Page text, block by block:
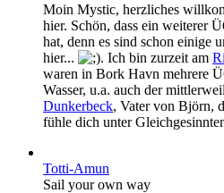
Moin Mystic, herzliches
hier. Schön, dass ein weiterer
hat, denn es sind schon einige
hier...
. Ich bin zurzeit am
waren in Bork Havn mehrere
Wasser, u.a. auch der
Dunkerbeck, Vater von Björn,
fühle dich unter
Totti-Amun
Sail your own way